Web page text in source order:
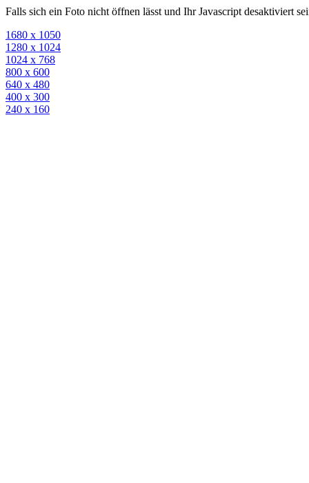
Falls sich ein Foto nicht öffnen lässt und Ihr Javascript desaktiviert
1680 x 1050
1280 x 1024
1024 x 768
800 x 600
640 x 480
400 x 300
240 x 160